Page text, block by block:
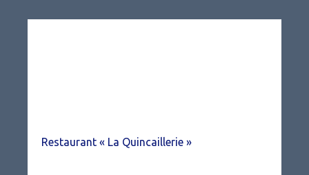
Restaurant « La Quincaillerie »